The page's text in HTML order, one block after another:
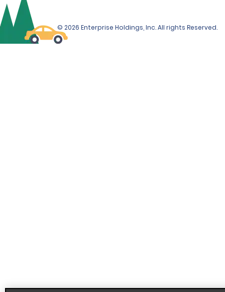
© 2026 Enterprise Holdings, Inc. All rights Reserved.